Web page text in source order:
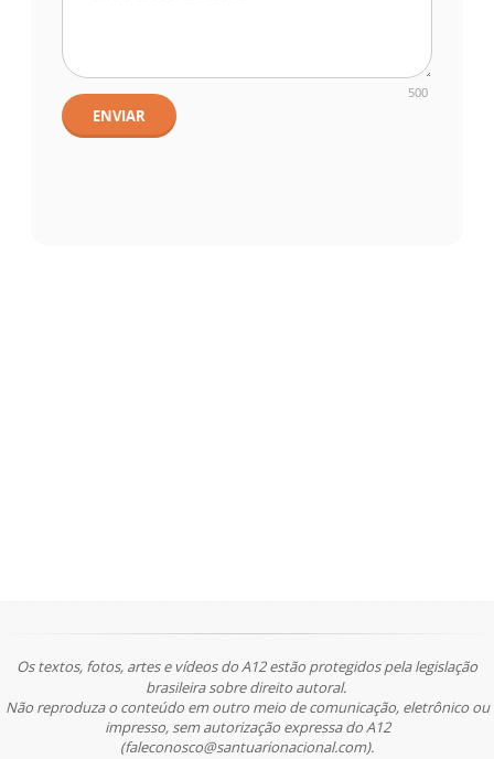
500
ENVIAR
Os textos, fotos, artes e vídeos do A12 estão protegidos pela legislação
brasileira sobre direito autoral.
Não reproduza o conteúdo em outro meio de comunicação, eletrônico ou
impresso, sem autorização expressa do A12
(faleconosco@santuarionacional.com).